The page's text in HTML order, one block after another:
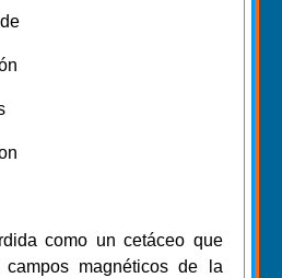
como un cetáceo que
magnéticos de la